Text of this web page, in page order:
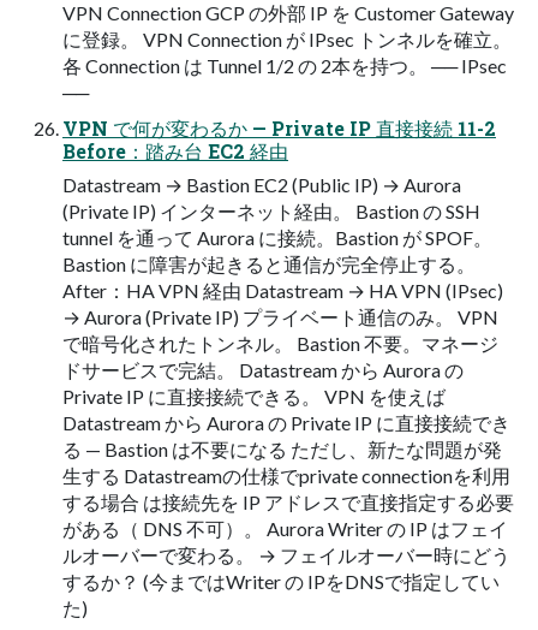
VPN Connection GCP の外部 IP を Customer Gateway
に登録。 VPN Connection が IPsec トンネルを確立。
各 Connection は Tunnel 1/2 の 2本を持つ。 ── IPsec
──
VPN で何が変わるか — Private IP 直接接続 11-2
Before：踏み台 EC2 経由
Datastream → Bastion EC2 (Public IP) → Aurora
(Private IP) インターネット経由。 Bastion の SSH
tunnel を通って Aurora に接続。Bastion が SPOF。
Bastion に障害が起きると通信が完全停止する。
After：HA VPN 経由 Datastream → HA VPN (IPsec)
→ Aurora (Private IP) プライベート通信のみ。 VPN
で暗号化されたトンネル。 Bastion 不要。マネージ
ドサービスで完結。 Datastream から Aurora の
Private IP に直接接続できる。 VPN を使えば
Datastream から Aurora の Private IP に直接接続でき
る — Bastion は不要になる ただし、新たな問題が発
生する Datastreamの仕様でprivate connectionを利用
する場合 は接続先を IP アドレスで直接指定する必要
がある（ DNS 不可）。 Aurora Writer の IP はフェイ
ルオーバーで変わる。 → フェイルオーバー時にどう
するか？ (今まではWriter の IPをDNSで指定してい
た)